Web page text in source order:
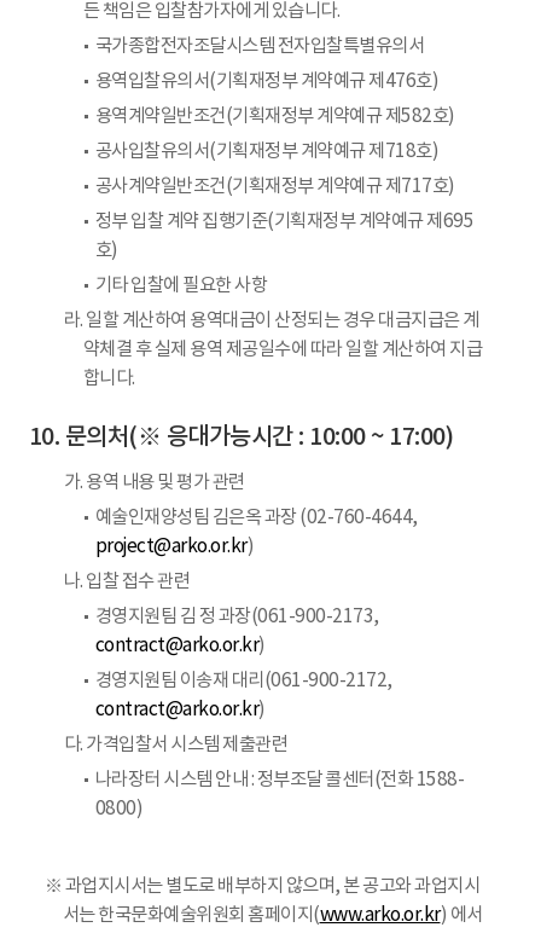
든 책임은 입찰참가자에게 있습니다.
국가종합전자조달시스템 전자입찰특별유의서
용역입찰유의서(기획재정부 계약예규 제476호)
용역계약일반조건(기획재정부 계약예규 제582호)
공사입찰유의서(기획재정부 계약예규 제718호)
공사계약일반조건(기획재정부 계약예규 제717호)
정부 입찰 계약 집행기준(기획재정부 계약예규 제695
호)
기타 입찰에 필요한 사항
라. 일할 계산하여 용역대금이 산정되는 경우 대금지급은 계
약체결 후 실제 용역 제공일수에 따라 일할 계산하여 지급
합니다.
문의처(※ 응대가능시간 : 10:00 ~ 17:00)
가. 용역 내용 및 평가 관련
예술인재양성팀 김은옥 과장 (02-760-4644,
project@arko.or.kr)
나. 입찰 접수 관련
경영지원팀 김 정 과장(061-900-2173,
contract@arko.or.kr)
경영지원팀 이송재 대리(061-900-2172,
contract@arko.or.kr)
다. 가격입찰서 시스템 제출관련
나라장터 시스템 안내 : 정부조달 콜센터(전화 1588-
0800)
※ 과업지시서는 별도로 배부하지 않으며, 본 공고와 과업지시
서는 한국문화예술위원회 홈페이지(www.arko.or.kr) 에서